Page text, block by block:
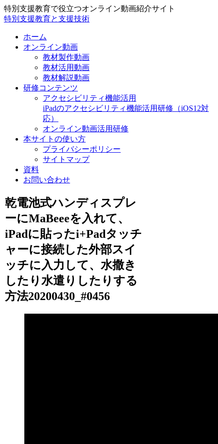
特別支援教育で役立つオンライン動画紹介サイト
特別支援教育と支援技術
ホーム
オンライン動画
教材製作動画
教材活用動画
教材解説動画
研修コンテンツ
アクセシビリティ機能活用
iPadのアクセシビリティ機能活用研修（iOS12対
応）
オンライン動画活用研修
本サイトの使い方
プライバシーポリシー
サイトマップ
資料
お問い合わせ
乾電池式ハンディスプレ
ーにMaBeeeを入れて、
iPadに貼ったi+Padタッチ
ャーに接続した外部スイ
ッチに入力して、水撒き
したり水遣りしたりする
方法20200430_#0456